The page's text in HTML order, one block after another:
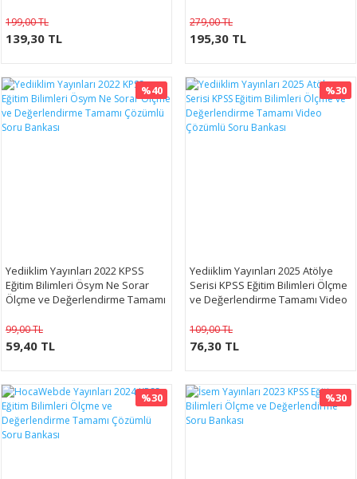
199,00 TL
139,30 TL
279,00 TL
195,30 TL
%40
Yediiklim Yayınları 2022 KPSS
Eğitim Bilimleri Ösym Ne Sorar
Ölçme ve Değerlendirme Tamamı
99,00 TL
59,40 TL
%30
Yediiklim Yayınları 2025 Atölye
Serisi KPSS Eğitim Bilimleri Ölçme
ve Değerlendirme Tamamı Video
109,00 TL
76,30 TL
%30 %30